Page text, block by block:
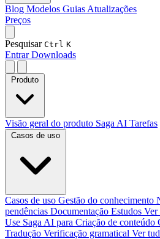
Blog Modelos Guias Atualizações
Preços
Pesquisar Ctrl K
EntrarDownloads
Visão geral do produto Saga AI Tarefas
Casos de uso Gestão do conhecimento
pendências Documentação Estudos Ver
Use Saga AI para Criação de conteúdo
Tradução Verificação gramatical Ver